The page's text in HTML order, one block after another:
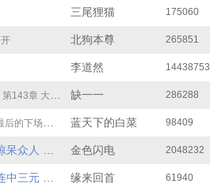
三尾狸猫 175060
北狗本尊 265851
李道然 14438753
第143章 大结局 缺一一 286288
（大结局） 蓝天下的白菜 98409
呆众人 第1000章 大结局
金色闪电 2048232
中三元 第31章 大结局以及大纲
缘来回首 61940